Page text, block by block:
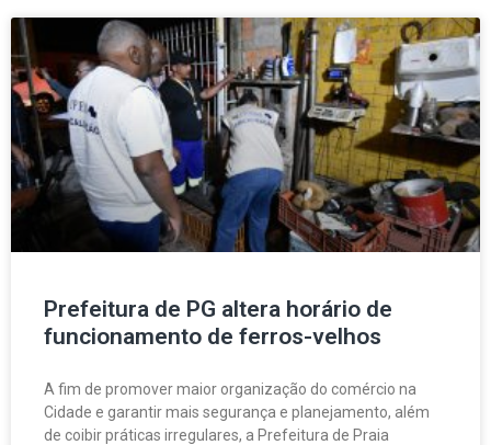
Prefeitura de PG altera horário de
funcionamento de ferros-velhos
A fim de promover maior organização do comércio na
Cidade e garantir mais segurança e planejamento, além
de coibir práticas irregulares, a Prefeitura de Praia